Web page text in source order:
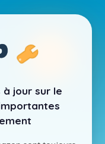
à jour sur le